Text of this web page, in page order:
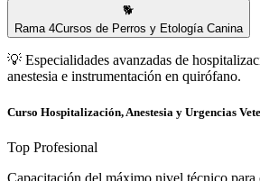
🐕
Rama 4Cursos de Perros y Etología Canina
💡 Especialidades avanzadas de
anestesia e instrumentación en quirófano.
Curso Hospitalización, Anestesia y Urgencias
Top Profesional
Capacitación del máximo nivel técnico para